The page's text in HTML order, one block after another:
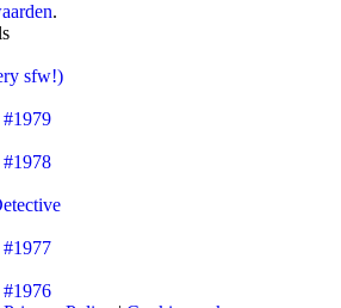
.
sfw!)
#1979
#1978
#1977
#1976